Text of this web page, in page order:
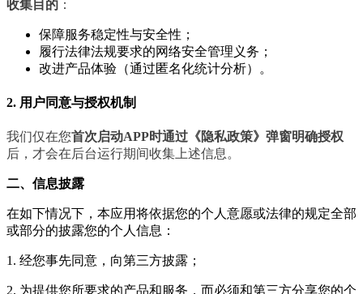
收集目的 ：
保障服务稳定性与安全性；
履行法律法规要求的网络安全管理义务；
改进产品体验（通过匿名化统计分析）。
2. 用户同意与授权机制
我们仅在您首次启动APP时通过《隐私政策》弹窗明确授权
后，才会在后台运行期间收集上述信息。
二、信息披露
在如下情况下，本应用将依据您的个人意愿或法律的规定全部
或部分的披露您的个人信息：
1. 经您事先同意，向第三方披露；
2. 为提供您所要求的产品和服务，而必须和第三方分享您的个